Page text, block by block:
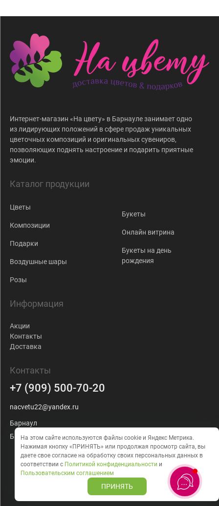
Интернет-магазин «На цвету» в Барнауле занимает одно
из лидирующих положений в сфере продаж уникальных
цветочных композиций и оригинальных сувениров,
позволяющих поднять настроение и подарить приятные
эмоции.
Каталог продукции
Цветы
Композиции
Подарки
Воздушные шары
Розы
Букеты
Онлайн витрина
Букеты на день
рождения
Информация
Акции
Контакты
Доставка
Контакты
+7 (909) 500-70-20
nacvetu22@yandex.ru
Барнаул
Балтийская, 103
BTB Digital
На этом сайте используются файлы cookie и Яндекс Метрика.
Нажимая кнопку «ПРИНЯТЬ» или продолжая просмотр сайта, вы
даете свое согласие на обработку своих персональных данных в
соответствии с Политикой конфиденциальности и
Пользовательским соглашением
ПРИНЯТЬ